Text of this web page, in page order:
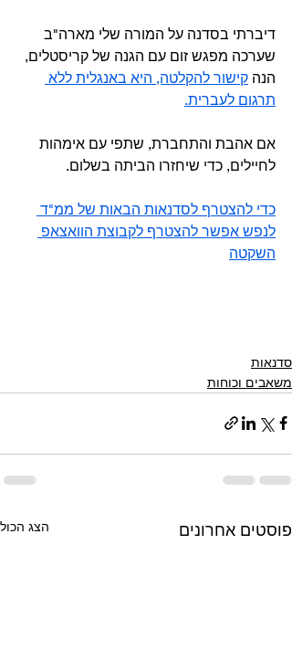
דיברתי בסדנה על המורה שלי מארה"ב
שערכה מפגש זום עם הגנה של קריסטלים,
הנה קישור להקלטה, היא באנגלית ללא
תרגום לעברית.
אם אהבת והתחברת, שתפי עם אימהות
לחיילים, כדי שיחזרו הביתה בשלום.
כדי להצטרף לסדנאות הבאות של ממ"ד
לנפש אפשר להצטרף לקבוצת הוואצאפ
השקטה
סדנאות
משאבים וכוחות
פוסטים אחרונים הצג הכול